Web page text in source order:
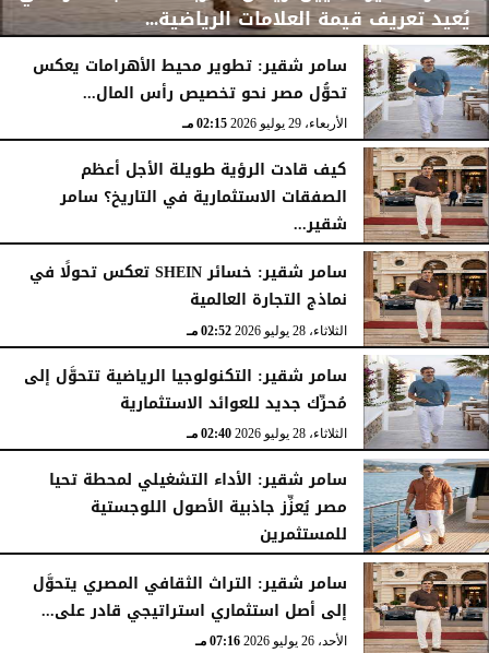
يُعيد تعريف قيمة العلامات الرياضية...
الأربعاء، 29 يوليو 2026 02:25 مـ
سامر شقير: تطوير محيط الأهرامات يعكس
تحوُّل مصر نحو تخصيص رأس المال...
الأربعاء، 29 يوليو 2026 02:15 مـ
كيف قادت الرؤية طويلة الأجل أعظم
الصفقات الاستثمارية في التاريخ؟ سامر
شقير...
الثلاثاء، 28 يوليو 2026 03:49 مـ
سامر شقير: خسائر SHEIN تعكس تحولًا في
نماذج التجارة العالمية
الثلاثاء، 28 يوليو 2026 02:52 مـ
سامر شقير: التكنولوجيا الرياضية تتحوَّل إلى
مُحرِّك جديد للعوائد الاستثمارية
الثلاثاء، 28 يوليو 2026 02:40 مـ
سامر شقير: الأداء التشغيلي لمحطة تحيا
مصر يُعزِّز جاذبية الأصول اللوجستية
للمستثمرين
الأحد، 26 يوليو 2026 07:27 مـ
سامر شقير: التراث الثقافي المصري يتحوَّل
إلى أصل استثماري استراتيجي قادر على...
الأحد، 26 يوليو 2026 07:16 مـ